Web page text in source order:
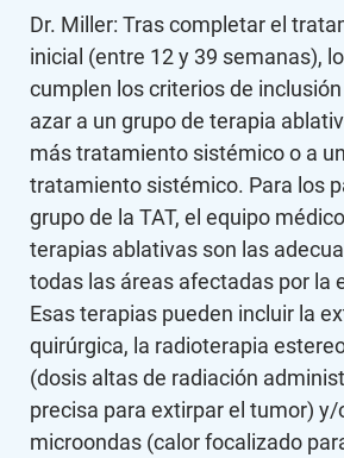
Dr. Miller: Tras completar el
inicial (entre 12 y 39 semanas),
cumplen los criterios de
azar a un grupo de terapia
más tratamiento sistémico o a
tratamiento sistémico. Para los
grupo de la TAT, el equipo
terapias ablativas son las
todas las áreas afectadas por la
Esas terapias pueden incluir la
quirúrgica, la radioterapia
(dosis altas de radiación
precisa para extirpar el tumor)
microondas (calor focalizado